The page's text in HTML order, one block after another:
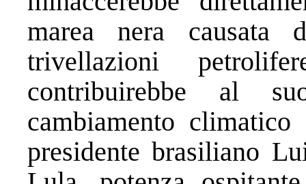
marea nera causata
trivellazioni
contribuirebbe al
cambiamento climatico
presidente brasiliano